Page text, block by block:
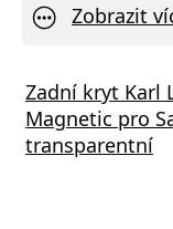
Zobrazit
Zadní kryt Karl
Magnetic pro
transparentní
Nabíječka